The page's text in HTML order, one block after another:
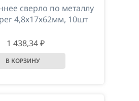
сверлo по металлу
4,8х17х62мм, 10шт
1 438,34 ₽